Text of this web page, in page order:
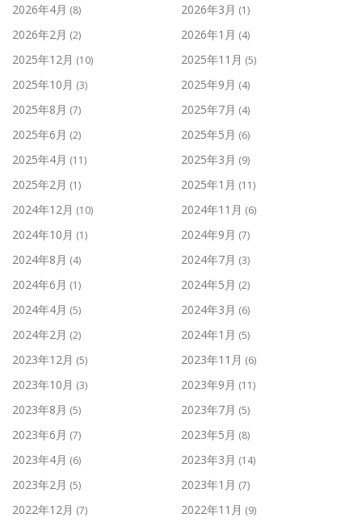
2026年4月 (8) 2026年3月 (1)
2026年2月 (2) 2026年1月 (4)
2025年12月 (10) 2025年11月 (5)
2025年10月 (3) 2025年9月 (4)
2025年8月 (7) 2025年7月 (4)
2025年6月 (2) 2025年5月 (6)
2025年4月 (11) 2025年3月 (9)
2025年2月 (1) 2025年1月 (11)
2024年12月 (10) 2024年11月 (6)
2024年10月 (1) 2024年9月 (7)
2024年8月 (4) 2024年7月 (3)
2024年6月 (1) 2024年5月 (2)
2024年4月 (5) 2024年3月 (6)
2024年2月 (2) 2024年1月 (5)
2023年12月 (5) 2023年11月 (6)
2023年10月 (3) 2023年9月 (11)
2023年8月 (5) 2023年7月 (5)
2023年6月 (7) 2023年5月 (8)
2023年4月 (6) 2023年3月 (14)
2023年2月 (5) 2023年1月 (7)
2022年12月 (7) 2022年11月 (9)